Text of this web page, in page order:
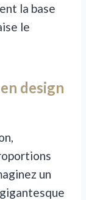
la base
le
design
un